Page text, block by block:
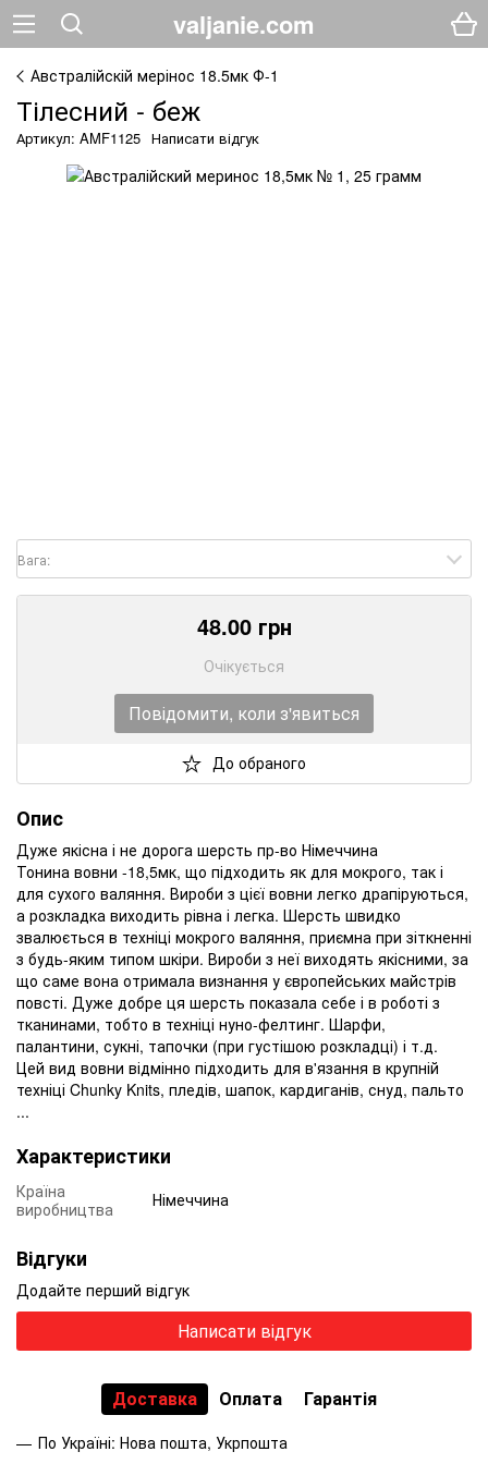
valjanie.com
Австралійскій мерінос 18.5мк Ф-1
Тілесний - беж
Артикул: AMF1125 Написати відгук
Вага:
48.00грн
Очікується
Повідомити, коли з'явиться
До обраного
Опис
Дуже якісна і не дорога шерсть пр-во Німеччина
Тонина вовни -18,5мк, що підходить як для мокрого, так і
для сухого валяння. Вироби з цієї вовни легко драпіруються,
а розкладка виходить рівна і легка. Шерсть швидко
звалюється в техніці мокрого валяння, приємна при зіткненні
з будь-яким типом шкіри. Вироби з неї виходять якісними, за
що саме вона отримала визнання у європейських майстрів
повсті. Дуже добре ця шерсть показала себе і в роботі з
тканинами, тобто в техніці нуно-фелтинг. Шарфи,
палантини, сукні, тапочки (при густішою розкладці) і т.д.
Цей вид вовни відмінно підходить для в'язання в крупній
техніці Chunky Knits, пледів, шапок, кардиганів, снуд, пальто
...
Характеристики
Країна
виробництва
Німеччина
Відгуки
Додайте перший відгук
Написати відгук
Доставка Оплата Гарантія
По Україні: Нова пошта, Укрпошта